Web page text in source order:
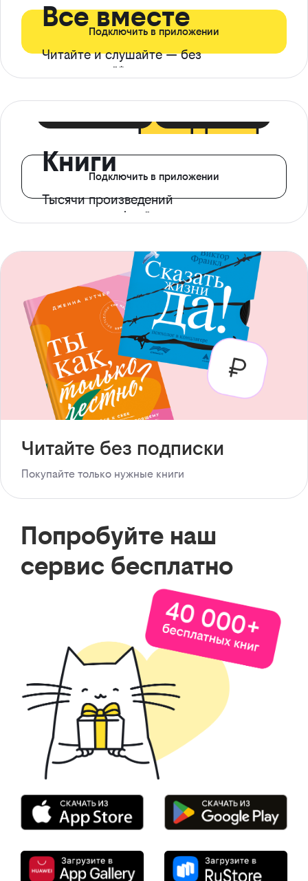
Все вместе
Читайте и слушайте — без
ограничений*
Подключить в приложении
Книги
Тысячи произведений
с доступом офлайн
Подключить в приложении
Читайте без подписки
Покупайте только нужные книги
Попробуйте наш
сервис бесплатно